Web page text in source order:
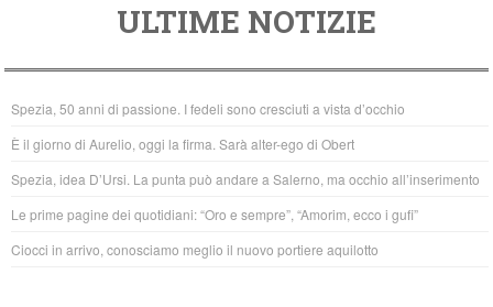
e
b
o
o
k
er
at
s
A
p
p
ULTIME NOTIZIE
Spezia, 50 anni di passione. I fedeli sono cresciuti a vista d’occhio
È il giorno di Aurelio, oggi la firma. Sarà alter-ego di Obert
Spezia, idea D’Ursi. La punta può andare a Salerno, ma occhio all’inserimento
Le prime pagine dei quotidiani: “Oro e sempre”, “Amorim, ecco i gufi”
Ciocci in arrivo, conosciamo meglio il nuovo portiere aquilotto